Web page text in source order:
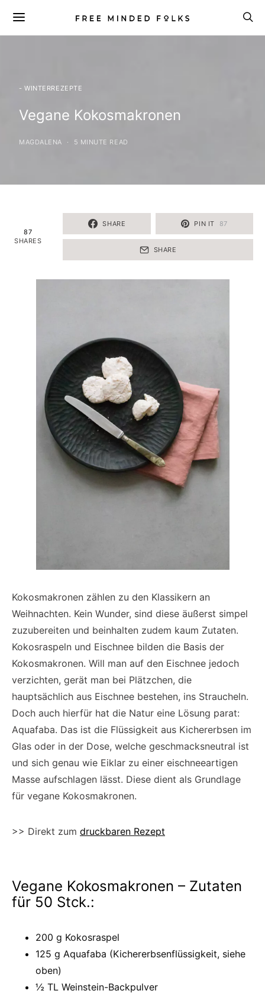
- WINTERREZEPTE
Vegane Kokosmakronen
MAGDALENA 5 MINUTE READ
87
SHARES
SHARE PIN IT 87
SHARE
Kokosmakronen zählen zu den Klassikern an
Weihnachten. Kein Wunder, sind diese äußerst simpel
zuzubereiten und beinhalten zudem kaum Zutaten.
Kokosraspeln und Eischnee bilden die Basis der
Kokosmakronen. Will man auf den Eischnee jedoch
verzichten, gerät man bei Plätzchen, die
hauptsächlich aus Eischnee bestehen, ins Straucheln.
Doch auch hierfür hat die Natur eine Lösung parat:
Aquafaba. Das ist die Flüssigkeit aus Kichererbsen im
Glas oder in der Dose, welche geschmacksneutral ist
und sich genau wie Eiklar zu einer eischneeartigen
Masse aufschlagen lässt. Diese dient als Grundlage
für vegane Kokosmakronen.
>> Direkt zum druckbaren Rezept
Vegane Kokosmakronen – Zutaten
für 50 Stck.:
200 g Kokosraspel
125 g Aquafaba (Kichererbsenflüssigkeit, siehe
oben)
½ TL Weinstein-Backpulver